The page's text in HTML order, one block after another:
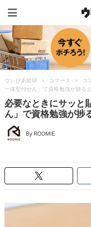
ウレぴあ総研 > コマース > コ
一体型付せん」で資格勉強が捗る
必要なときにサッと
ん」で資格勉強が捗
By ROOMIE